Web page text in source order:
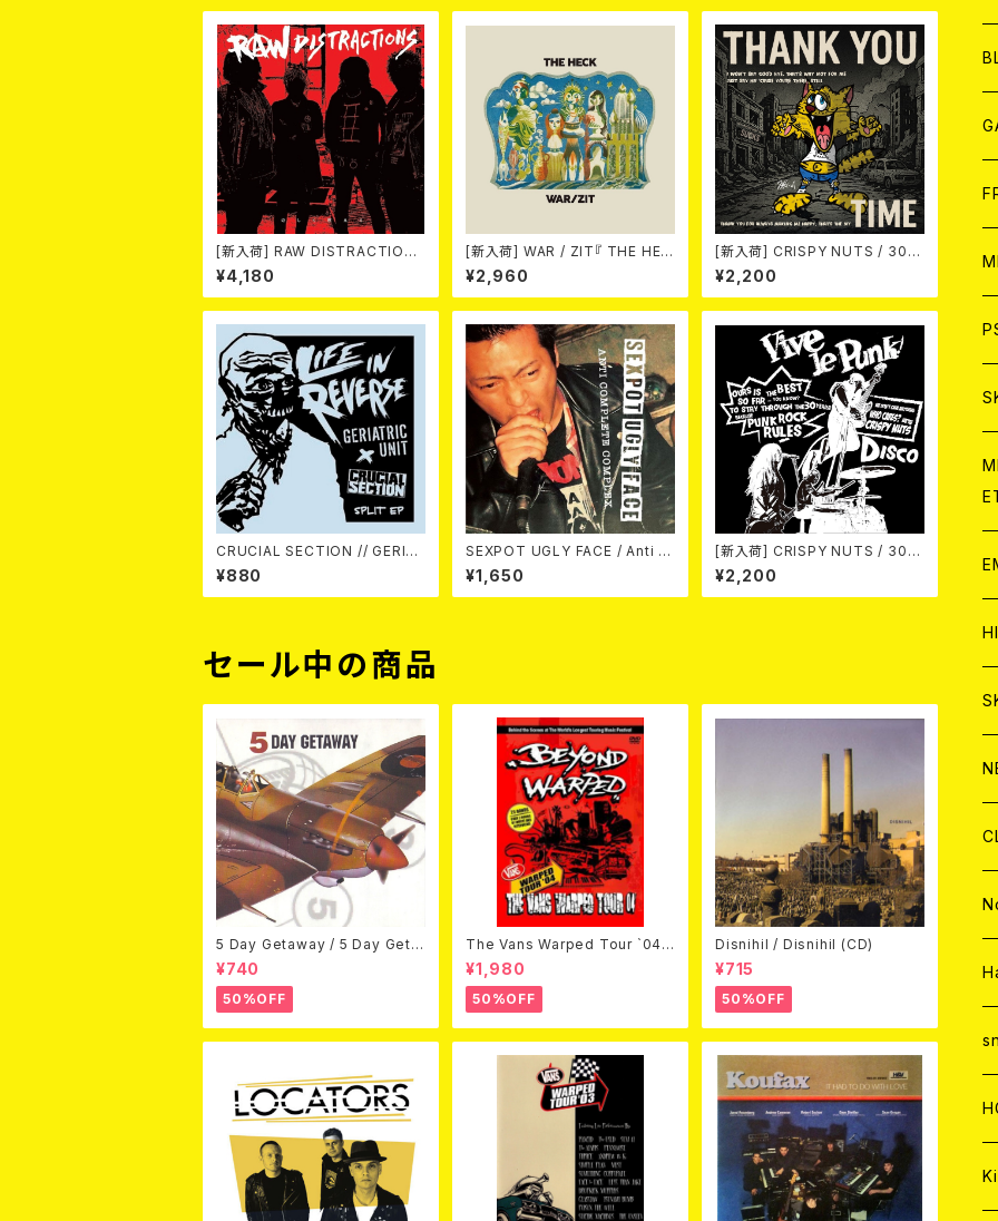
[新入荷] RAW DISTRACTIONS
/ 奇しく燃える (LP)
¥4,180
[新入荷] WAR / ZIT『 THE HEC
K( 12") 』
¥2,960
[新入荷] CRISPY NUTS / 30th
Anniversary Vol.1 (7"EP)
¥2,200
CRUCIAL SECTION // GERIAT
RIC UNIT / Life In Reverse
¥880
SEXPOT UGLY FACE / Anti C
¥1,650
[新入荷] CRISPY NUTS / 30th
Anniversary Vol.2 (7"EP)
¥2,200
セール中の商品
5 Day Getaway / 5 Day Geta
way (CDEP)
¥740
50%OFF
The Vans Warped Tour `04
Beyond Warped (国内盤DVD)
¥1,980
50%OFF
Disnihil / Disnihil (CD)
¥715
50%OFF
CD